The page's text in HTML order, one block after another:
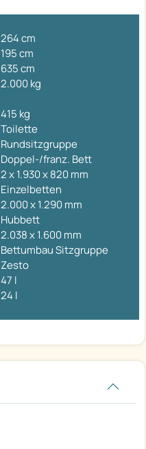
264 cm
195 cm
635 cm
2.000 kg
415 kg
Toilette
Rundsitzgruppe
Doppel-/franz. Bett
2 x 1.930 x 820 mm
Einzelbetten
2.000 x 1.290 mm
Hubbett
2.038 x 1.600 mm
Bettumbau Sitzgruppe
Zesto
47 l
24 l